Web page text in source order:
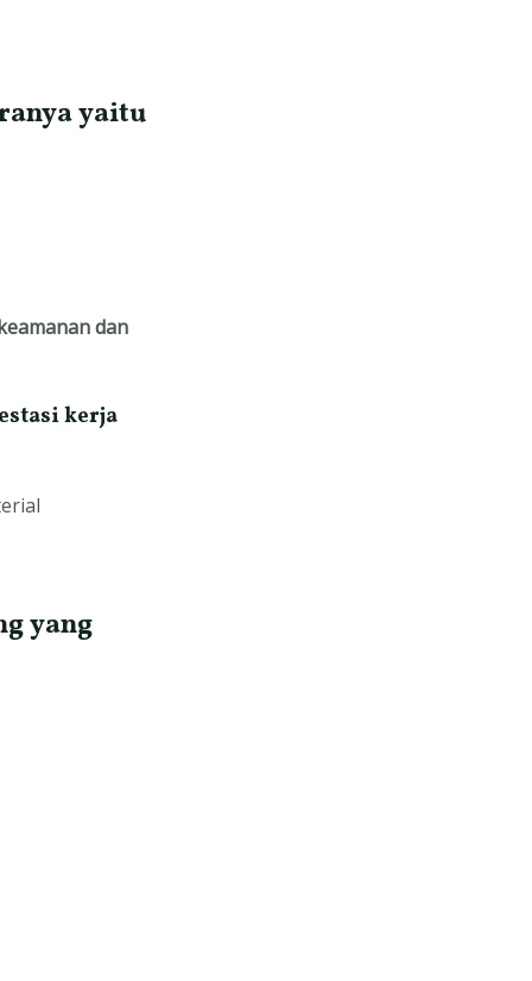
yaitu
dan
kerja
yang